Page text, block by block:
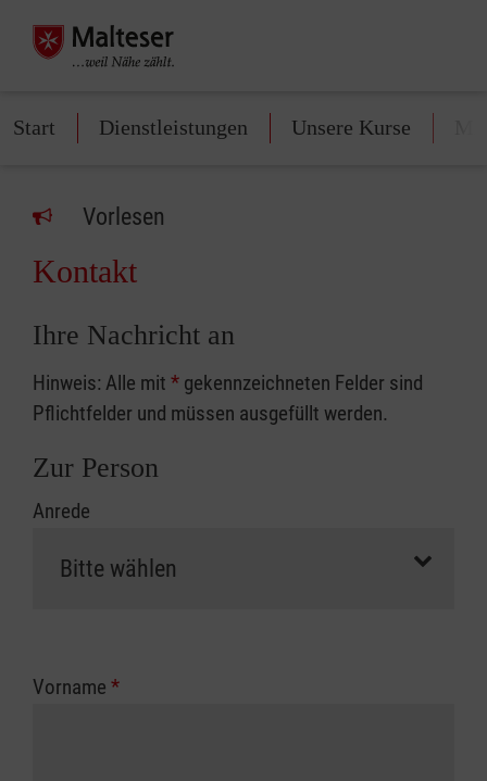
Start Dienstleistungen Unsere Kurse
Vorlesen
Kontakt
Ihre Nachricht an
Hinweis: Alle mit * gekennzeichneten Felder sind
Pflichtfelder und müssen ausgefüllt werden.
Zur Person
Anrede
Vorname *